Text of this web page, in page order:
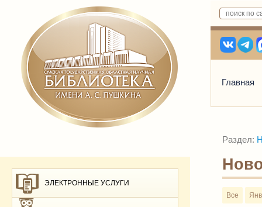
Главная
ЭЛЕКТРОННЫЕ УСЛУГИ
Раздел:
Все